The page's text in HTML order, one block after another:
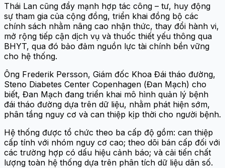
Thái Lan cũng đẩy mạnh hợp tác công – tư, huy động
sự tham gia của cộng đồng, triển khai đồng bộ các
chính sách nhằm nâng cao nhận thức, thay đổi hành vi,
mở rộng tiếp cận dịch vụ và thuốc thiết yếu thông qua
BHYT, qua đó bảo đảm nguồn lực tài chính bền vững
cho hệ thống.
Ông Frederik Persson, Giám đốc Khoa Đái tháo đường,
Steno Diabetes Center Copenhagen (Đan Mạch) cho
biết, Đan Mạch đang triển khai mô hình quản lý bệnh
đái tháo đường dựa trên dữ liệu, nhằm phát hiện sớm,
phân tầng nguy cơ và can thiệp kịp thời cho người bệnh.
Hệ thống được tổ chức theo ba cấp độ gồm: can thiệp
cấp tính với nhóm nguy cơ cao; theo dõi bán cấp đối với
các trường hợp có dấu hiệu cảnh báo; và cải tiến chất
lượng toàn hệ thống dựa trên phân tích dữ liệu dân số.